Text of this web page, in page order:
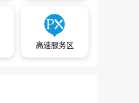
高速服务区